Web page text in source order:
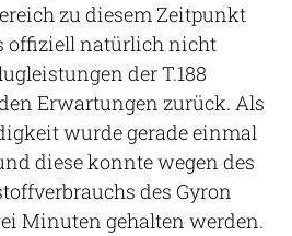
zu diesem Zeitpunkt
offiziell natürlich nicht
der T.188
Erwartungen zurück. Als
wurde gerade einmal
diese konnte wegen des
des Gyron
Minuten gehalten werden.